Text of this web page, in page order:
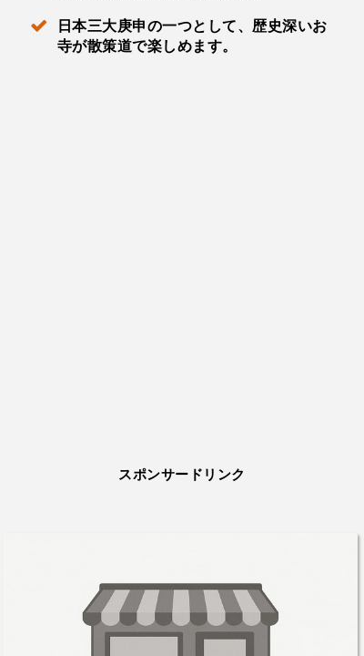
日本三大庚申の一つとして、歴史深いお
寺が散策道で楽しめます。
スポンサードリンク